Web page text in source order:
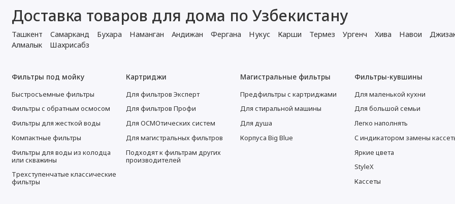
Доставка товаров для дома по Узбекистану
Ташкент Самарканд Бухара Наманган Андижан Фергана Нукус Карши Термез Ургенч Хива Навои
Алмалык
Шахрисабз
Фильтры под мойку
Быстросъемные фильтры
Фильтры с обратным осмосом
Фильтры для жесткой воды
Компактные фильтры
Фильтры для воды из колодца
или скважины
Трехступенчатые классические
фильтры
Картриджи
Для фильтров Эксперт
Для фильтров Профи
Для ОСМОтических систем
Для магистральных фильтров
Подходят к фильтрам других
производителей
Магистральные фильтры
Предфильтры с картриджами
Для стиральной машины
Для душа
Корпуса Big Blue
Фильтры-кувшины
Для маленькой кухни
Для большой семьи
Легко наполнять
С индикатором замены
Яркие цвета
StyleX
Кассеты